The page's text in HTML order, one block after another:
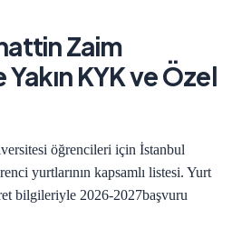
Zaim
Yakın KYK ve Özel
öğrencileri için İstanbul
yurtlarının kapsamlı listesi. Yurt
bilgileriyle 2026-2027başvuru